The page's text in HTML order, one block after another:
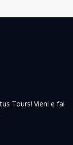
Tours! Vieni e fai